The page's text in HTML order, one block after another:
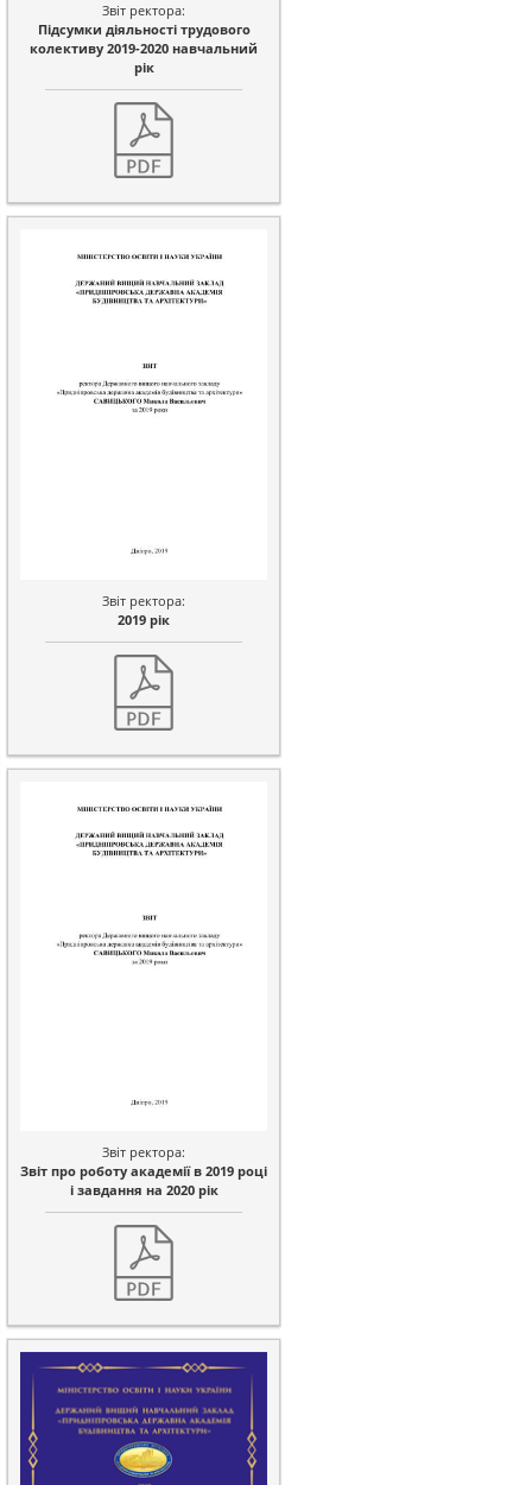
Звіт ректора:
Підсумки діяльності трудового
колективу 2019-2020 навчальний
рік
Звіт ректора:
2019 рік
Звіт ректора:
Звіт про роботу академії в 2019 році
і завдання на 2020 рік